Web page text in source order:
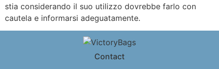
stia considerando il suo utilizzo dovrebbe farlo con
cautela e informarsi adeguatamente.
Contact